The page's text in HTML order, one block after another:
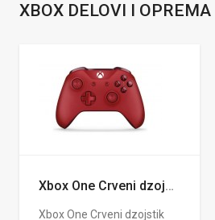
XBOX DELOVI I OPREMA
Xbox One Crveni dzojstik
Xbox One Crveni dzojstik